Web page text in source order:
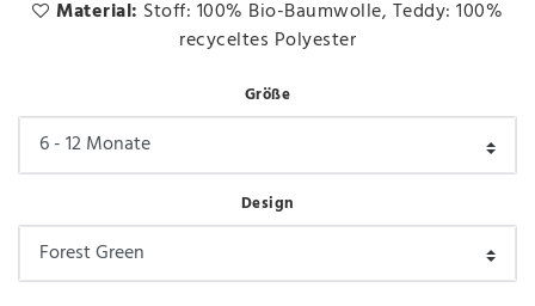
Material: Stoff: 100% Bio-Baumwolle, Teddy: 100%
recyceltes Polyester
Größe
Design